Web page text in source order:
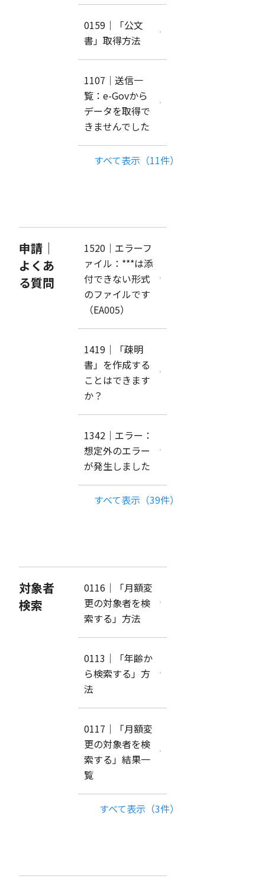
0159｜「公文
書」取得方法
1107｜送信一
覧：e-Govから
データを取得で
きませんでした
すべて表示（11件）
申請｜
よくあ
る質問
1520｜エラーフ
ァイル：***は添
付できない形式
のファイルです
（EA005）
1419｜「疎明
書」を作成する
ことはできます
か？
1342｜エラー：
想定外のエラー
が発生しました
すべて表示（39件）
対象者
検索
0116｜「月額変
更の対象者を検
索する」方法
0113｜「年齢か
ら検索する」方
法
0117｜「月額変
更の対象者を検
索する」結果一
覧
すべて表示（3件）